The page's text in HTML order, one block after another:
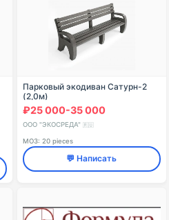
Парковый экодиван Сатурн-2
(2,0м)
₽25 000-35 000
ООО "ЭКОСРЕДА" 🇷🇺
МОЗ: 20 pieces
💬 Написать